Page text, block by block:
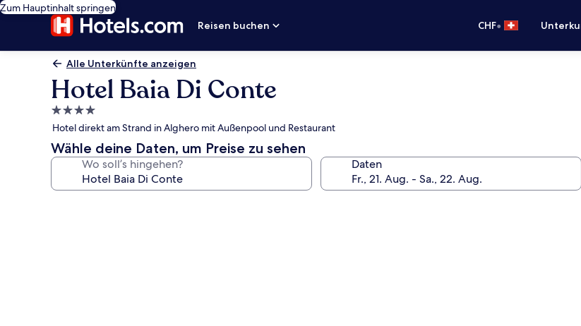
Zum Hauptinhalt springen
Reisen buchen
CHF•
Alle Unterkünfte anzeigen
Hotel Baia Di Conte
4.0-
Sterne-
Unterkunft
Hotel direkt am Strand in Alghero mit Außenpool und Restaurant
Wähle deine Daten, um Preise zu sehen
Wo soll’s hingehen? Daten